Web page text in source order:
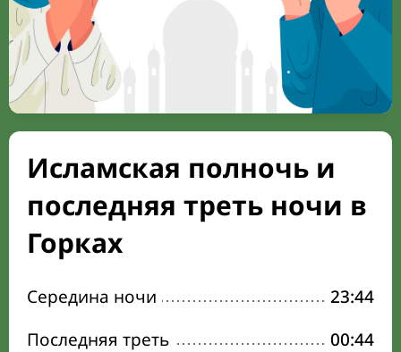
Исламская полночь и
последняя треть ночи в
Горках
Середина ночи
23:44
Последняя треть
00:44